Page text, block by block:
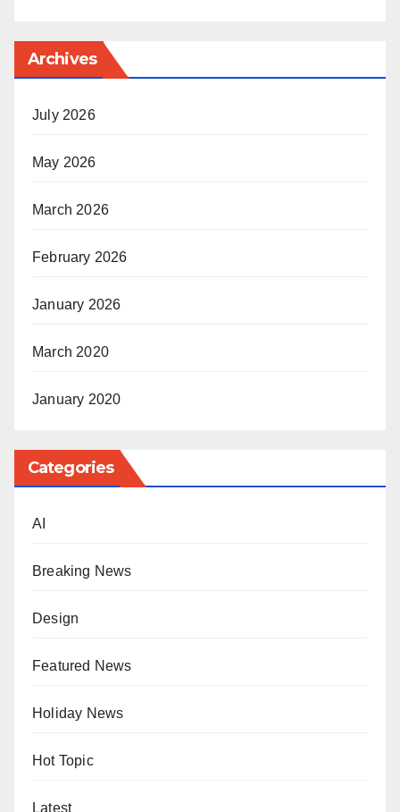
Archives
July 2026
May 2026
March 2026
February 2026
January 2026
March 2020
January 2020
Categories
AI
Breaking News
Design
Featured News
Holiday News
Hot Topic
Latest